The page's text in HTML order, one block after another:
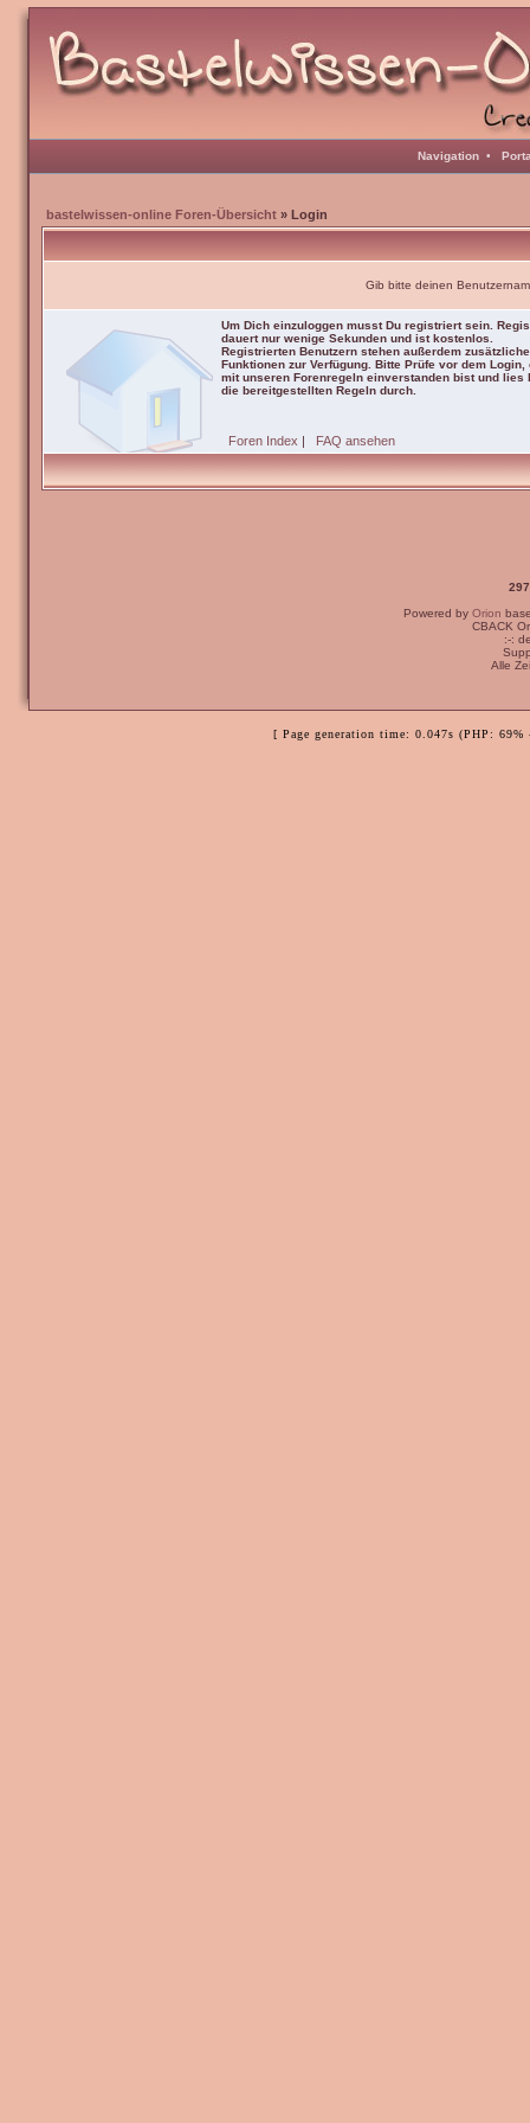
Navigation •
bastelwissen-online Foren-Übersicht » Login
Gib bitte deinen
Um Dich einzuloggen musst Du registriert sein.
dauert nur wenige Sekunden und ist kostenlos.
Registrierten Benutzern stehen außerdem zusätzliche
Funktionen zur Verfügung. Bitte Prüfe vor dem Login,
mit unseren Forenregeln einverstanden bist und lies
die bereitgestellten Regeln durch.
Foren Index | FAQ ansehen
Powered by Orion
CBACK
:-:
Alle
[ Page generation time: 0.047s (PHP: